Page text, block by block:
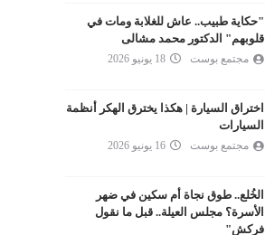
"حكاية طبيب.. عاش للغلابة ومات في
قلوبهم" الدكتور محمد مشالى
مجتمع بوست 18 يونيو 2026
اختراق السيارة | هكذا يخترق الهكر أنظمة
السيارات
مجتمع بوست 16 يونيو 2026
الخُلع.. طوق نجاة أم سكين في ضهر
الأسرة؟ مجلس العيلة.. قبل ما نقول
فركش"